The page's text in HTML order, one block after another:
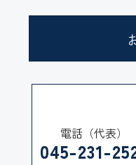
電話（代表）
045-231-